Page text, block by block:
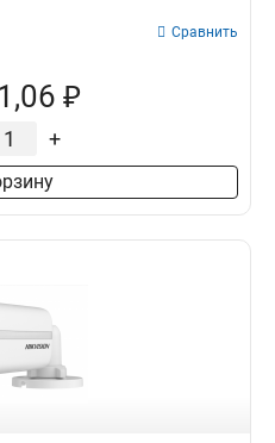
Сравнить
₽
+